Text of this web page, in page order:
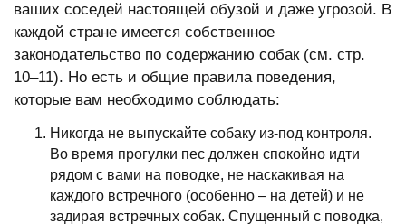
ваших соседей настоящей обузой и даже угрозой. В
каждой стране имеется собственное
законодательство по содержанию собак (см. стр.
10–11). Но есть и общие правила поведения,
которые вам необходимо соблюдать:
Никогда не выпускайте собаку из-под контроля.
Во время прогулки пес должен спокойно идти
рядом с вами на поводке, не наскакивая на
каждого встречного (особенно – на детей) и не
задирая встречных собак. Спущенный с поводка,